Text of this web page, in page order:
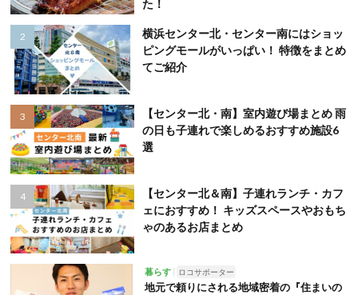
た！
横浜センター北・センター南にはショッ
ピングモールがいっぱい！ 特徴をまとめ
てご紹介
【センター北・南】室内遊び場まとめ 雨
の日も子連れで楽しめるおすすめ施設6
選
【センター北＆南】子連れランチ・カフ
ェにおすすめ！ キッズスペースやおもち
ゃのあるお店まとめ
暮らす ロコサポーター
地元で頼りにされる地域密着の『住まいの